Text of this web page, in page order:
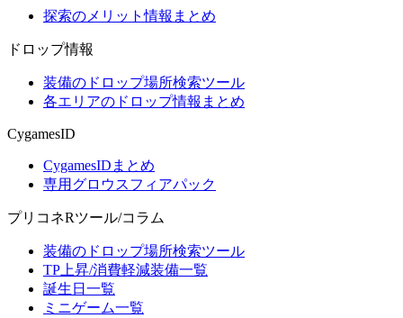
探索のメリット情報まとめ
ドロップ情報
装備のドロップ場所検索ツール
各エリアのドロップ情報まとめ
CygamesID
CygamesIDまとめ
専用グロウスフィアパック
プリコネRツール/コラム
装備のドロップ場所検索ツール
TP上昇/消費軽減装備一覧
誕生日一覧
ミニゲーム一覧